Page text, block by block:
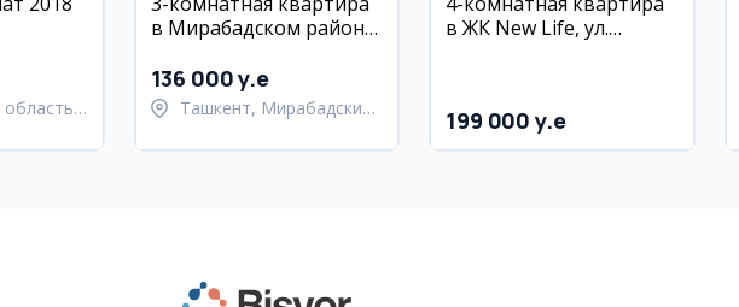
в Мирабадском районе,
136 000 y.e
Ташкент, Мирабадский
в ЖК New Life, ул.
199 000 y.e